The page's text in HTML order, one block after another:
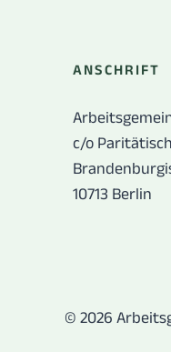
ANSCHRIFT
c/o
10713 Berlin
© 2026